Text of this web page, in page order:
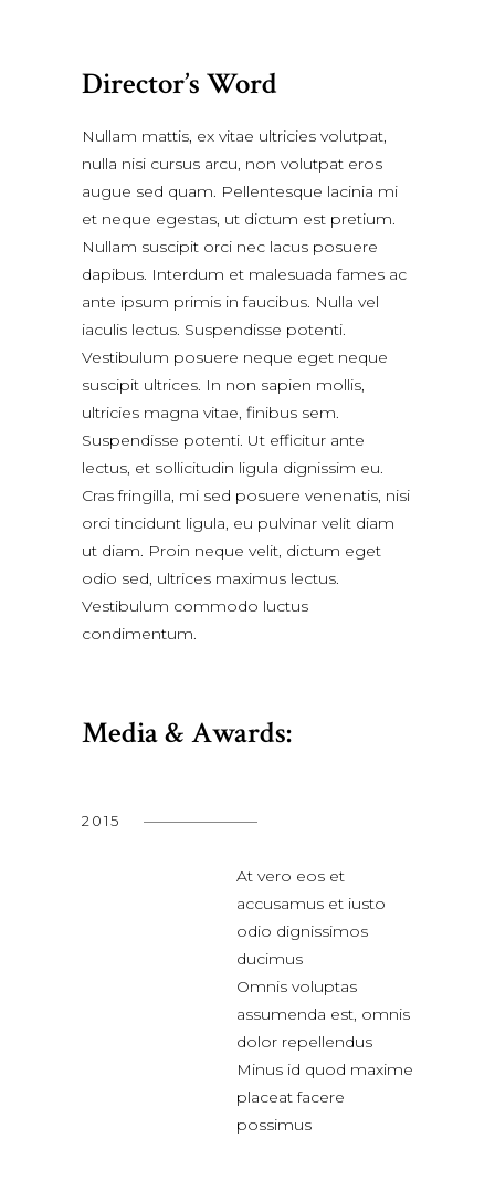
Director’s Word
Nullam mattis, ex vitae ultricies volutpat,
nulla nisi cursus arcu, non volutpat eros
augue sed quam. Pellentesque lacinia mi
et neque egestas, ut dictum est pretium.
Nullam suscipit orci nec lacus posuere
dapibus. Interdum et malesuada fames ac
ante ipsum primis in faucibus. Nulla vel
iaculis lectus. Suspendisse potenti.
Vestibulum posuere neque eget neque
suscipit ultrices. In non sapien mollis,
ultricies magna vitae, finibus sem.
Suspendisse potenti. Ut efficitur ante
lectus, et sollicitudin ligula dignissim eu.
Cras fringilla, mi sed posuere venenatis, nisi
orci tincidunt ligula, eu pulvinar velit diam
ut diam. Proin neque velit, dictum eget
odio sed, ultrices maximus lectus.
Vestibulum commodo luctus
condimentum.
Media & Awards:
2015
At vero eos et
accusamus et iusto
odio dignissimos
ducimus
Omnis voluptas
assumenda est, omnis
dolor repellendus
Minus id quod maxime
placeat facere
possimus